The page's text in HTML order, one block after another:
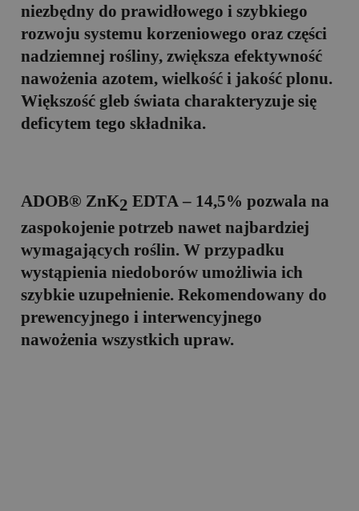
niezbędny do prawidłowego i szybkiego
rozwoju systemu korzeniowego oraz części
nadziemnej rośliny, zwiększa efektywność
nawożenia azotem, wielkość i jakość plonu.
Większość gleb świata charakteryzuje się
deficytem tego składnika.
ADOB® ZnK2 EDTA – 14,5% pozwala na
zaspokojenie potrzeb nawet najbardziej
wymagających roślin. W przypadku
wystąpienia niedoborów umożliwia ich
szybkie uzupełnienie. Rekomendowany do
prewencyjnego i interwencyjnego
nawożenia wszystkich upraw.